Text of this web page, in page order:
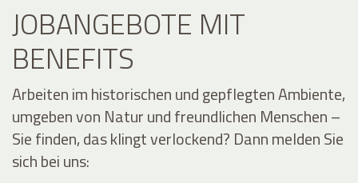
JOBANGEBOTE MIT
BENEFITS
Arbeiten im historischen und gepflegten Ambiente,
umgeben von Natur und freundlichen Menschen –
Sie finden, das klingt verlockend? Dann melden Sie
sich bei uns: